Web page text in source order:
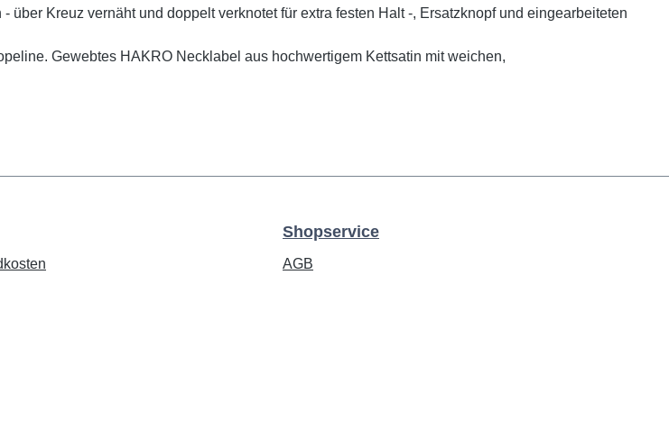
Kreuz vernäht und doppelt verknotet für extra festen Halt -, Ersatzknopf und eingearbeiteten
Gewebtes HAKRO Necklabel aus hochwertigem Kettsatin mit weichen,
Shopservice
AGB